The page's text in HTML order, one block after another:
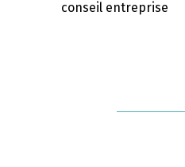
conseil entreprise